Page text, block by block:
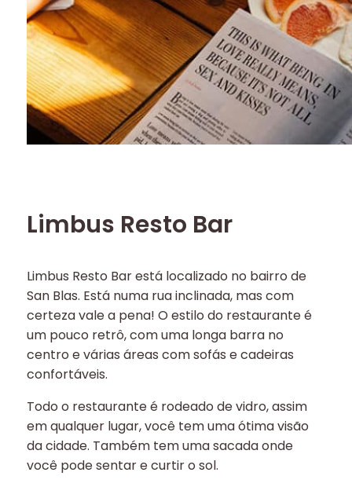
Limbus Resto Bar
Limbus Resto Bar está localizado no bairro de
San Blas. Está numa rua inclinada, mas com
certeza vale a pena! O estilo do restaurante é
um pouco retrô, com uma longa barra no
centro e várias áreas com sofás e cadeiras
confortáveis.
Todo o restaurante é rodeado de vidro, assim
em qualquer lugar, você tem uma ótima visão
da cidade. Também tem uma sacada onde
você pode sentar e curtir o sol.